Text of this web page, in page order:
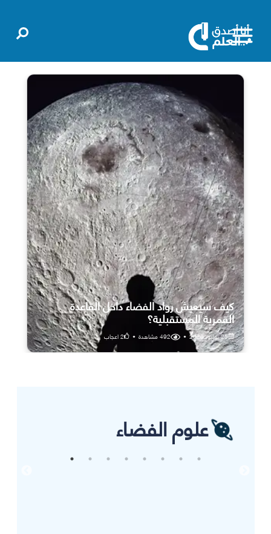
كيف سيعيش رواد الفضاء داخل القاعدة
القمرية المستقبلية؟
25 يوليو، 2026 •
492مشاهدة •
2اعجاب
علوم الفضاء